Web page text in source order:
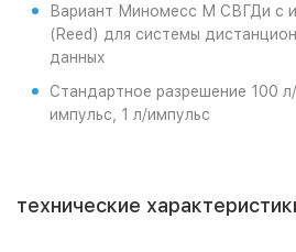
Вариант Миномесс М СВГДи с
(Reed) для системы
данных
Стандартное разрешение 100
импульс, 1 л/импульс
технические